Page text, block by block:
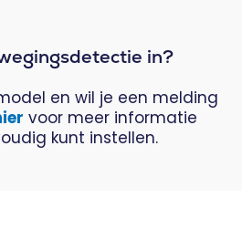
in?
en wil je een melding
voor meer informatie
kunt instellen.